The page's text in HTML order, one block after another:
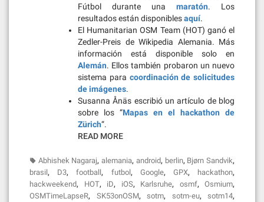
Fútbol durante una maratón. Los
resultados están disponiblesaquí.
El Humanitarian OSM Team (HOT) ganó el
Zedler-Preis de Wikipedia Alemania. Más
información está disponible solo en
Alemán. Ellos también probaron un nuevo
sistema para coordinación de solicitudes
de imágenes.
Susanna Ånäs escribió un artículo de blog
sobre los “Mapas en el hackathon de
Zürich“.
READ MORE
Abhishek Nagaraj,alemania, android, berlin, Bjørn Sandvik,
brasil, D3,football, futbol, Google, GPX, hackathon,
hackweekend, HOT, iD, iOS, Karlsruhe, osmf, Osmium,
OSMTimeLapseR, SK53onOSM, sotm, sotm-eu, sotm14,